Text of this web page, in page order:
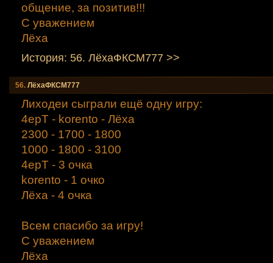
общение, за позитив!!!
С уважением
Лёха
История: 56. ЛёхаФКСМ777 >>
56. ЛёхаФКСМ777
Лиходеи сыграли ещё одну игру:
4ерТ - korento - Лёха
2300 - 1700 - 1800
1000 - 1800 - 3100
4ерТ - 3 очка
korento - 1 очко
Лёха - 4 очка
Всем спасибо за игру!
С уважением
Лёха